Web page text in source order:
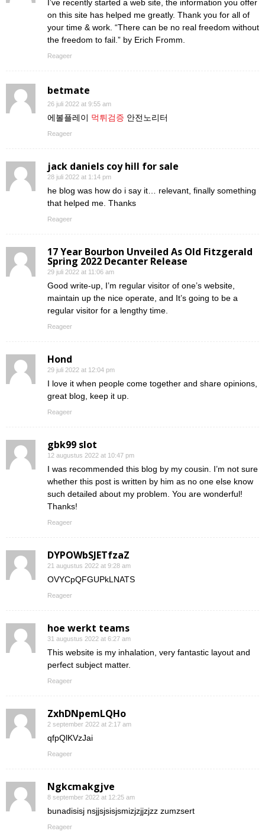
I’ve recently started a web site, the information you offer
on this site has helped me greatly. Thank you for all of
your time & work. “There can be no real freedom without
the freedom to fail.” by Erich Fromm.
Reageer
betmate
26 juli 2022 at 9:55 am
에볼플레이 먹튀검증 안전노리터
Reageer
jack daniels coy hill for sale
28 juli 2022 at 1:14 pm
he blog was how do i say it… relevant, finally something
that helped me. Thanks
Reageer
17 Year Bourbon Unveiled As Old Fitzgerald
Spring 2022 Decanter Release
29 juli 2022 at 11:06 am
Good write-up, I’m regular visitor of one’s website,
maintain up the nice operate, and It’s going to be a
regular visitor for a lengthy time.
Reageer
Hond
29 juli 2022 at 12:04 pm
I love it when people come together and share opinions,
great blog, keep it up.
Reageer
gbk99 slot
12 augustus 2022 at 10:47 pm
I was recommended this blog by my cousin. I’m not sure
whether this post is written by him as no one else know
such detailed about my problem. You are wonderful!
Thanks!
Reageer
DYPOWbSJETfzaZ
21 augustus 2022 at 9:28 am
OVYCpQFGUPkLNATS
Reageer
hoe werkt teams
31 augustus 2022 at 6:27 am
This website is my inhalation, very fantastic layout and
perfect subject matter.
Reageer
ZxhDNpemLQHo
2 september 2022 at 2:17 am
qfpQlKVzJai
Reageer
Ngkcmakgjve
8 september 2022 at 12:25 am
bunadisisj nsjjsjsisjsmizjzjjzjzz zumzsert
Reageer